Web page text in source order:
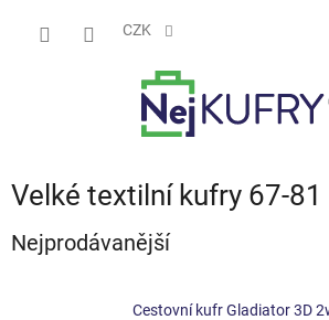
CZK
Velké textilní kufry 67-81
Nejprodávanější
Cestovní kufr Gladiator 3D